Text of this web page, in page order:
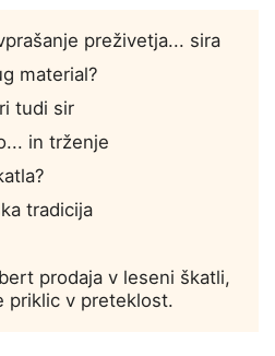
preživetja... sira
material?
tudi sir
in trženje
tradicija
prodaja v leseni škatli,
priklic v preteklost.